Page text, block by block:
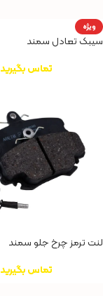
ویژه
سیبک تعادل سمند
تماس بگیرید
لنت ترمز چرخ جلو سمند
تماس بگیرید